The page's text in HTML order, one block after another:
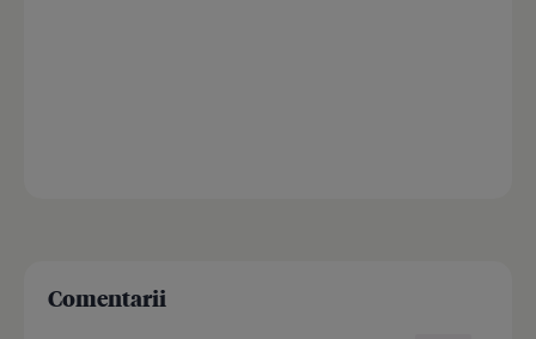
Comentarii